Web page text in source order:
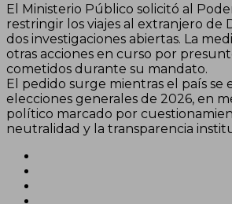
El Ministerio Público solicitó al
restringir los viajes al extranjero de
dos investigaciones abiertas. La
otras acciones en curso por
cometidos durante su mandato.
El pedido surge mientras el país se
elecciones generales de 2026, en
político marcado por
neutralidad y la transparencia